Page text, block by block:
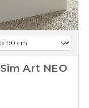
Art NEO